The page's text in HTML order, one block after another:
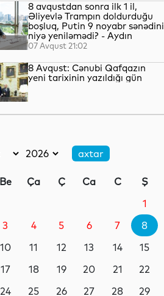
8 avqustdan sonra ilk 1 il,
Əliyevlə Trampın doldurduğu
boşluq, Putin 9 noyabr sənədini
niyə yeniləmədi? - Aydın
QULİYEV yazır...
07 Avqust 21:02
8 Avqust: Cənubi Qafqazın
yeni tarixinin yazıldığı gün
konturları
Paşinyan niyə üzr istəmişdi?
07 Avqust 20:41
ÜST legioner xəstəliyinin
07 Avqust 20:17
Be Ça Ç Ca C
Ş
1
3 4 5 6 7
8
10 11 12 13 14
15
17 18 19 20 21
22
24 25 26 27 28
29